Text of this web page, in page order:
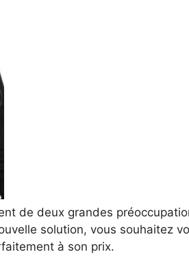
de deux grandes
solution, vous souhaitez
à son prix.